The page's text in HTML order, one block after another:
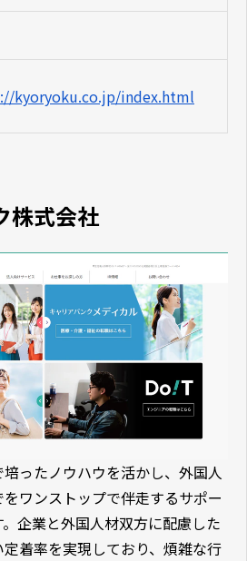
kyoryoku.co.jp/index.html
株式会社
ったノウハウを活かし、外国人
ワンストップで伴走するサポー
企業と外国人材双方に配慮した
着率を実現しており、煩雑な行